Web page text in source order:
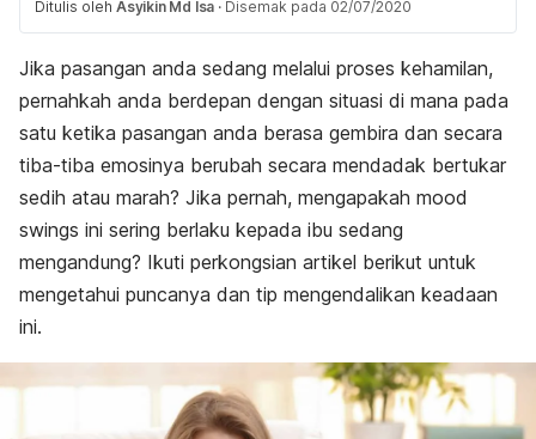
Ditulis oleh Asyikin Md Isa · Disemak pada 02/07/2020
Jika pasangan anda sedang melalui proses kehamilan,
pernahkah anda berdepan dengan situasi di mana pada
satu ketika pasangan anda berasa gembira dan secara
tiba-tiba emosinya berubah secara mendadak bertukar
sedih atau marah? Jika pernah, mengapakah mood
swings ini sering berlaku kepada ibu sedang
mengandung? Ikuti perkongsian artikel berikut untuk
mengetahui puncanya dan tip mengendalikan keadaan
ini.